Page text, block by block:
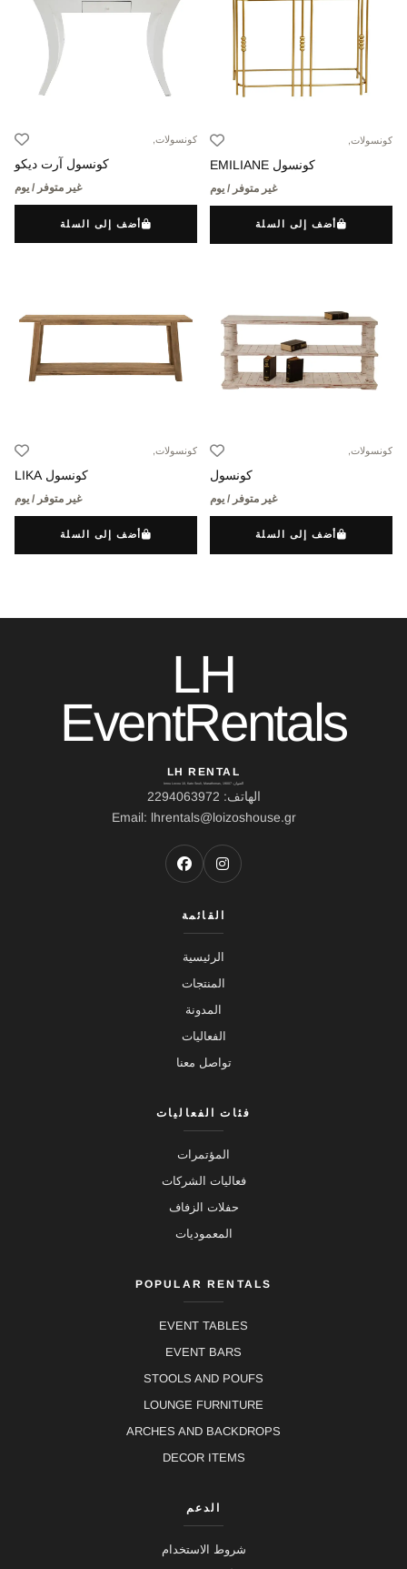
كونسولات,
كونسول EMILIANE
غير متوفر / يوم
أضف إلى السلة
كونسولات,
كونسول آرت ديكو
غير متوفر / يوم
أضف إلى السلة
كونسولات,
كونسول
غير متوفر / يوم
أضف إلى السلة
كونسولات,
كونسول LIKA
غير متوفر / يوم
أضف إلى السلة
LH
EventRentals
LH RENTAL
العنوان: Ierou Loxou 10, Kato Souli, Marathonas, 19007
الهاتف: 2294063972
Email: lhrentals@loizoshouse.gr
القائمة
الرئيسية
المنتجات
المدونة
الفعاليات
تواصل معنا
فئات الفعاليات
المؤتمرات
فعاليات الشركات
حفلات الزفاف
المعموديات
POPULAR RENTALS
EVENT TABLES
EVENT BARS
STOOLS AND POUFS
LOUNGE FURNITURE
ARCHES AND BACKDROPS
DECOR ITEMS
الدعم
شروط الاستخدام